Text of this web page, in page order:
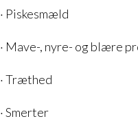
· Piskesmæld
· Mave-, nyre- og blære
· Træthed
· Smerter